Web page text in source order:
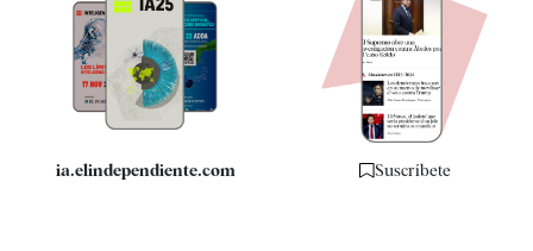
Quiénes somos
Especificaciones
ia.elindependiente.com Suscríbete